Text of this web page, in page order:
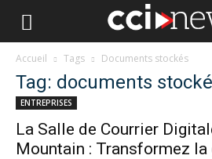
Accueil Tags Documents stockés
Tag: documents
ENTREPRISES
La Salle de Courrier
Mountain : Transformez la